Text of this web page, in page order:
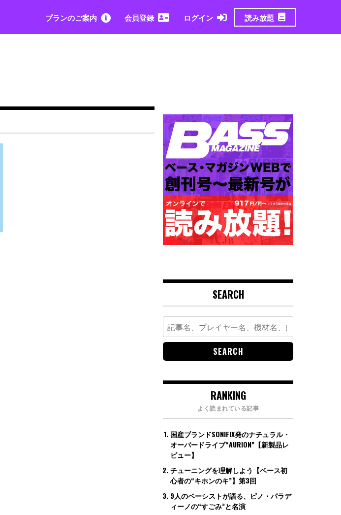
プランのご案内 会員登録 ログイン 読み放題
SEARCH
Search
for:
RANKING
よく読まれている記事
国産ブランドSONIFIX発のナチュラル・
オーバードライブ“AURION”【新製品レ
ビュー】
チューニングを理解しよう【ベース初
心者の“キホンのキ”】第3回
9人のベーシストが語る、ピノ・パラデ
ィーノの“すごみ”と名演